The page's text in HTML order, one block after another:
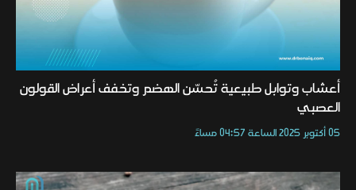
أعشاب وتوابل طبيعية تُحسّن الهضم وتخفف أعراض القولون
العصبي
05 أكتوبر 2025 الساعة 04:57 مساءً